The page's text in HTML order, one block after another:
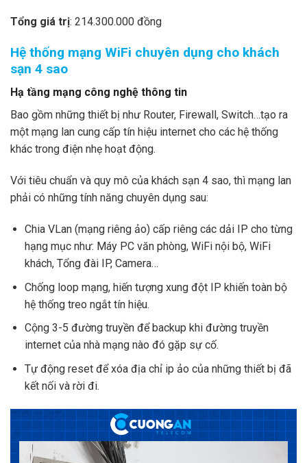
Tổng giá trị: 214.300.000 đồng
Hệ thống mạng WiFi chuyên dụng cho khách
sạn 4 sao
Hạ tầng mạng công nghệ thông tin
Bao gồm những thiết bị như Router, Firewall, Switch…tạo ra
một mạng lan cung cấp tín hiệu internet cho các hệ thống
khác trong điện nhẹ hoạt động.
Với tiêu chuẩn và quy mô của khách sạn 4 sao, thì mạng lan
phải có những tính năng chuyên dụng sau:
Chia VLan (mạng riêng ảo) cấp riêng các dải IP cho từng
hạng mục như: Máy PC văn phòng, WiFi nội bộ, WiFi
khách, Tổng đài IP, Camera…
Chống loop mạng, hiến tượng xung đột IP khiến toàn bộ
hệ thống treo ngắt tín hiệu.
Cộng 3-5 đường truyền để backup khi đường truyền
internet của nhà mạng nào đó gặp sự cố.
Tự động reset để xóa địa chỉ ip ảo của những thiết bị đã
kết nối và rời đi.